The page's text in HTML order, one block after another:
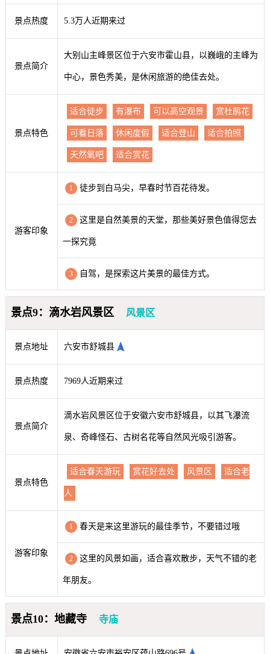
景点热度 5.3万人近期来过
景点简介
大别山主峰景区位于六安市霍山县，以巍峨的主峰为
中心，景色秀美，是休闲旅游的绝佳去处。
景点特色
适合徒步 有瀑布 可以高空观景 赏杜鹃花
可看日落 休闲度假 适合登山 适合拍照
天然氧吧 适合赏花
游客印象
1 徒步到白马尖，早春时节百花待发。
2 这里是自然美景的天堂，那些美好景色值得您去
一探究竟
3 自驾，是探索这片美景的最佳方式。
景点9：滴水岩风景区 风景区
景点地址 六安市舒城县
景点热度 7969人近期来过
景点简介
滴水岩风景区位于安徽六安市舒城县，以其飞瀑流
泉、奇峰怪石、古树名花等自然风光吸引游客。
景点特色
适合春天游玩 赏花好去处 风景区 适合老
人
游客印象
1 春天是来这里游玩的最佳季节，不要错过哦
2 这里的风景如画，适合喜欢散步，天气不错的老
年朋友。
景点10：地藏寺 寺庙